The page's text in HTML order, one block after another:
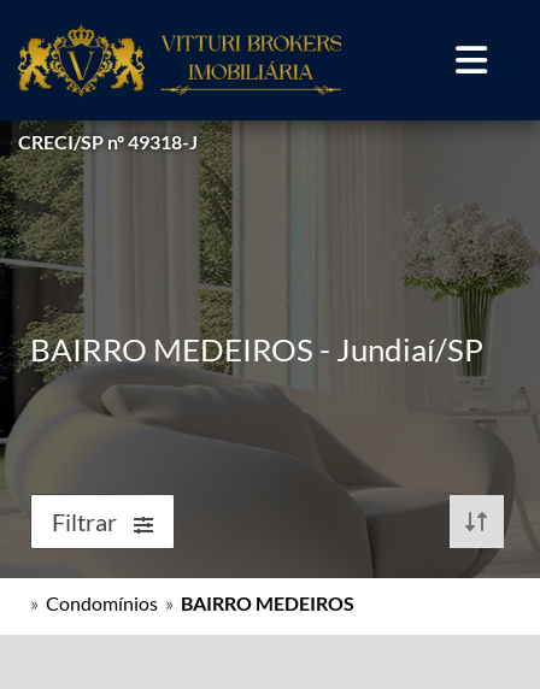
CRECI/SP nº 49318-J
BAIRRO MEDEIROS - Jundiaí/SP
Filtrar
» Condomínios » BAIRRO MEDEIROS